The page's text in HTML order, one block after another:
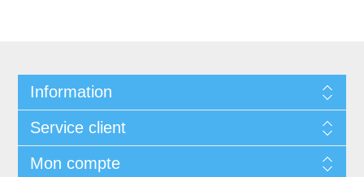
Information
Service client
Mon compte